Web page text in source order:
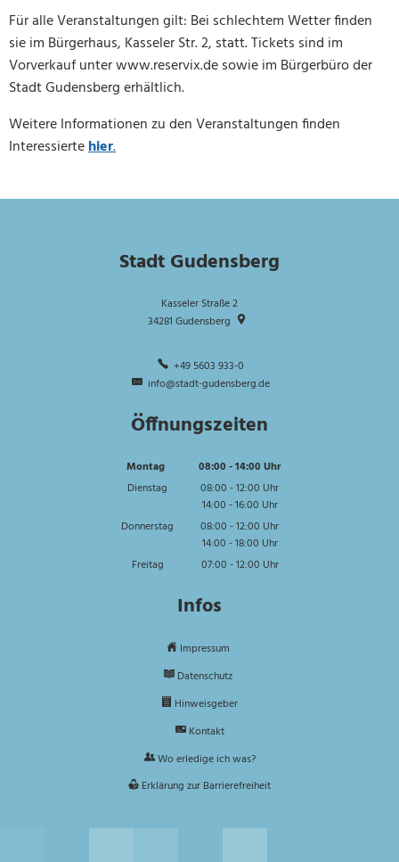
Für alle Veranstaltungen gilt: Bei schlechtem Wetter finden
sie im Bürgerhaus, Kasseler Str. 2, statt. Tickets sind im
Vorverkauf unter www.reservix.de sowie im Bürgerbüro der
Stadt Gudensberg erhältlich.
Weitere Informationen zu den Veranstaltungen finden
Interessiertehier.
Stadt Gudensberg
Kasseler Straße 2
34281 Gudensberg
+49 5603 933-0
info@stadt-gudensberg.de
Öffnungszeiten
Montag 08:00 -14:00 Uhr
Von 08:00 bis 14:00 Uhr
Dienstag 08:00 -12:00 Uhr
Von 08:00 bis 12:00 Uhr
14:00 -16:00 Uhr
Von 14:00 bis 16:00 Uhr
Donnerstag 08:00 -12:00 Uhr
Von 08:00 bis 12:00 Uhr
14:00 -18:00 Uhr
Von 14:00 bis 18:00 Uhr
Freitag 07:00 -12:00 Uhr
Infos
Impressum
Datenschutz
Hinweisgeber
Kontakt
Wo erledige ich was?
Erklärung zur Barrierefreiheit